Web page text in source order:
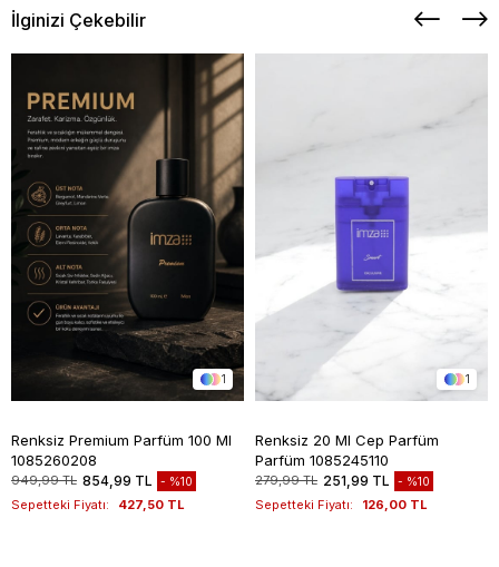
İlginizi Çekebilir
1
Renksiz Premium Parfüm 100 Ml
1085260208
949,99 TL 854,99 TL %10
Sepetteki Fiyatı: 427,50 TL
1
Renksiz 20 Ml Cep Parfüm
Parfüm 1085245110
279,99 TL 251,99 TL %10
Sepetteki Fiyatı: 126,00 TL